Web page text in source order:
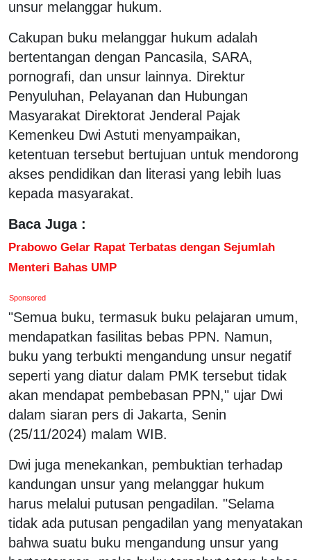
unsur melanggar hukum.
Cakupan buku melanggar hukum adalah
bertentangan dengan Pancasila, SARA,
pornografi, dan unsur lainnya. Direktur
Penyuluhan, Pelayanan dan Hubungan
Masyarakat Direktorat Jenderal Pajak
Kemenkeu Dwi Astuti menyampaikan,
ketentuan tersebut bertujuan untuk mendorong
akses pendidikan dan literasi yang lebih luas
kepada masyarakat.
Baca Juga :
Prabowo Gelar Rapat Terbatas dengan Sejumlah
Menteri Bahas UMP
Sponsored
"Semua buku, termasuk buku pelajaran umum,
mendapatkan fasilitas bebas PPN. Namun,
buku yang terbukti mengandung unsur negatif
seperti yang diatur dalam PMK tersebut tidak
akan mendapat pembebasan PPN," ujar Dwi
dalam siaran pers di Jakarta, Senin
(25/11/2024) malam WIB.
Dwi juga menekankan, pembuktian terhadap
kandungan unsur yang melanggar hukum
harus melalui putusan pengadilan. "Selama
tidak ada putusan pengadilan yang menyatakan
bahwa suatu buku mengandung unsur yang